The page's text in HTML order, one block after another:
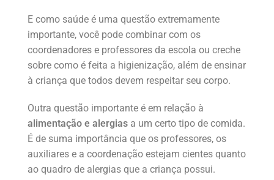
E como saúde é uma questão extremamente
importante, você pode combinar com os
coordenadores e professores da escola ou creche
sobre como é feita a higienização, além de ensinar
à criança que todos devem respeitar seu corpo.
Outra questão importante é em relação à
alimentação e alergias a um certo tipo de comida.
É de suma importância que os professores, os
auxiliares e a coordenação estejam cientes quanto
ao quadro de alergias que a criança possui.